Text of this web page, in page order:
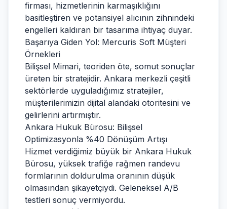
firması, hizmetlerinin karmaşıklığını
basitleştiren ve potansiyel alıcının zihnindeki
engelleri kaldıran bir tasarıma ihtiyaç duyar.
Başarıya Giden Yol: Mercuris Soft Müşteri
Örnekleri
Bilişsel Mimari, teoriden öte, somut sonuçlar
üreten bir stratejidir. Ankara merkezli çeşitli
sektörlerde uyguladığımız stratejiler,
müşterilerimizin dijital alandaki otoritesini ve
gelirlerini artırmıştır.
Ankara Hukuk Bürosu: Bilişsel
Optimizasyonla %40 Dönüşüm Artışı
Hizmet verdiğimiz büyük bir Ankara Hukuk
Bürosu, yüksek trafiğe rağmen randevu
formlarının doldurulma oranının düşük
olmasından şikayetçiydi. Geleneksel A/B
testleri sonuç vermiyordu.